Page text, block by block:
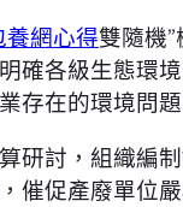
養網心得雙隨機
確各級生態環
在的環境問
研討，組織編
催促產廢單位